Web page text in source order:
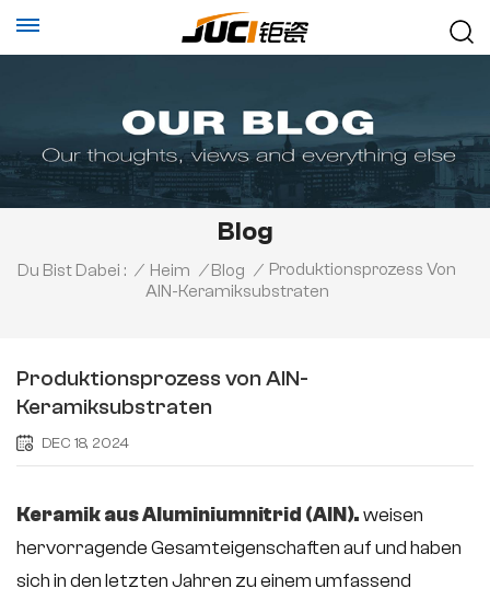
Blog
Du Bist Dabei : / Heim / Blog / Produktionsprozess Von
AlN-Keramiksubstraten
Produktionsprozess von AlN-
Keramiksubstraten
DEC 18, 2024
Keramik aus Aluminiumnitrid (AlN).weisen
hervorragende Gesamteigenschaften auf und haben
sich in den letzten Jahren zu einem umfassend